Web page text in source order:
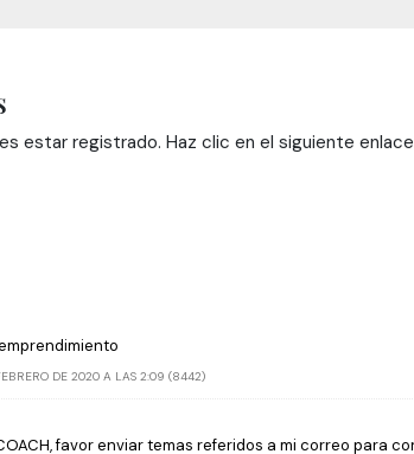
estar registrado. Haz clic en el siguiente
DE 2020 A LAS 2:09 (8442)
favor enviar temas referidos a mi correo para